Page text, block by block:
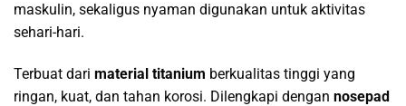
maskulin, sekaligus nyaman digunakan untuk aktivitas
sehari-hari.
Terbuat dari material titanium berkualitas tinggi yang
ringan, kuat, dan tahan korosi. Dilengkapi dengan nosepad